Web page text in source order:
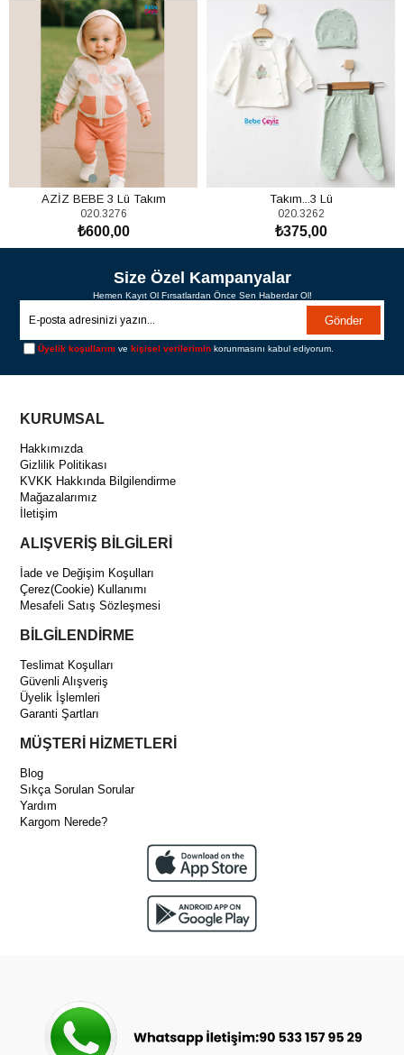
AZİZ BEBE 3 Lü Takım
020.3276
₺600,00
SEPETE EKLE
Takım...3 Lü
020.3262
₺375,00
SEPETE EKLE
Size Özel Kampanyalar
Hemen Kayıt Ol Fırsatlardan Önce Sen Haberdar Ol!
Gönder
Üyelik koşullarını vekişisel verilerimin korunmasını kabul ediyorum.
KURUMSAL
Hakkımızda
Gizlilik Politikası
KVKK Hakkında Bilgilendirme
Mağazalarımız
İletişim
ALIŞVERİŞ BİLGİLERİ
İade ve Değişim Koşulları
Çerez(Cookie) Kullanımı
Mesafeli Satış Sözleşmesi
BİLGİLENDİRME
Teslimat Koşulları
Güvenli Alışveriş
Üyelik İşlemleri
Garanti Şartları
MÜŞTERİ HİZMETLERİ
Blog
Sıkça Sorulan Sorular
Yardım
Kargom Nerede?